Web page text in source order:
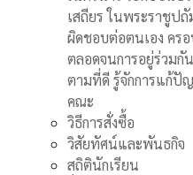
เสถียร ในพระราชูป
ผิดชอบต่อตนเอง คร
ตลอดจนการอยู่ร่วมกั
ตามที่ดี รู้จักการแก้ปั
คณะ
วิธีการสั่งซื้อ
วิสัยทัศน์และพันธกิจ
สถิตินักเรียน